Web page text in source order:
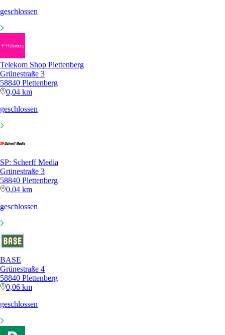
geschlossen
Telekom Shop Plettenberg
Grünestraße 3
58840 Plettenberg
0,04 km
geschlossen
SP: Scherff Media
Grünestraße 3
58840 Plettenberg
0,04 km
geschlossen
BASE
Grünestraße 4
58840 Plettenberg
0,06 km
geschlossen